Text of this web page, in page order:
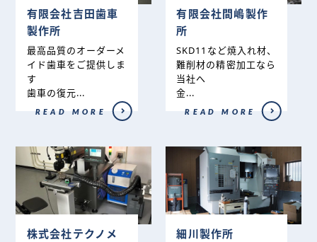
有限会社吉田歯車
製作所
最高品質のオーダーメ
イド歯車をご提供しま
す
歯車の復元...
READ MORE
有限会社間嶋製作
所
SKD11など焼入れ材、
難削材の精密加工なら
当社へ
金...
READ MORE
株式会社テクノメ
細川製作所